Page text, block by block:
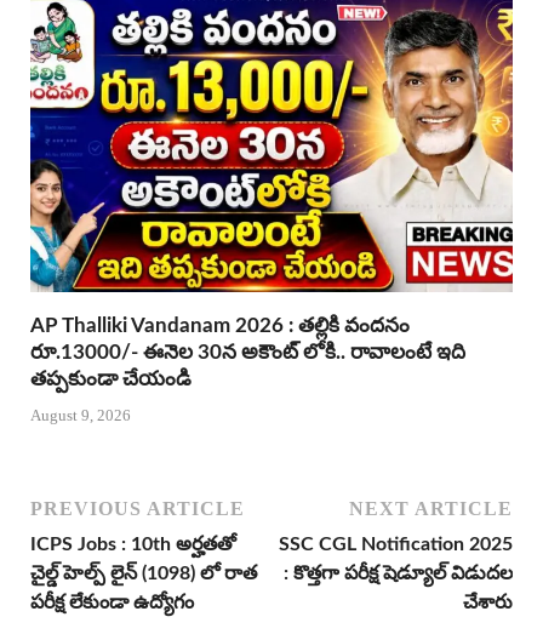
AP Thalliki Vandanam 2026 : తల్లికి వందనం
రూ.13000/- ఈనెల 30న అకౌంట్ లోకి.. రావాలంటే ఇది
తప్పకుండా చేయండి
August 9, 2026
PREVIOUS ARTICLE
ICPS Jobs : 10th అర్హతతో
చైల్డ్ హెల్ప్ లైన్ (1098) లో రాత
పరీక్ష లేకుండా ఉద్యోగం
NEXT ARTICLE
SSC CGL Notification 2025
: కొత్తగా పరీక్ష షెడ్యూల్ విడుదల
చేశారు